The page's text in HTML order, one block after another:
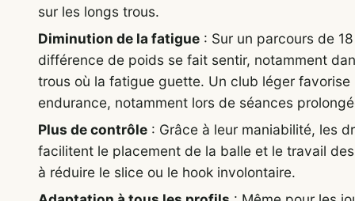
sur les longs trous.
Diminution de la fatigue : Sur un parcours de
différence de poids se fait sentir, notamment
trous où la fatigue guette. Un club léger favorise
endurance, notamment lors de séances
Plus de contrôle : Grâce à leur maniabilité, les
facilitent le placement de la balle et le travail
à réduire le slice ou le hook involontaire.